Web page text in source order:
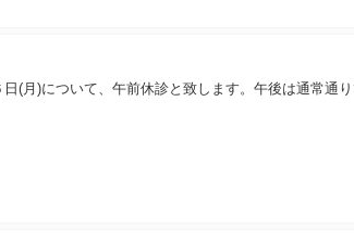
(月)について、午前休診と致します。午後は通常通